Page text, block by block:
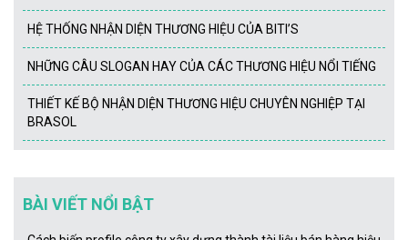
HỆ THỐNG NHẬN DIỆN THƯƠNG HIỆU CỦA BITI’S
NHỮNG CÂU SLOGAN HAY CỦA CÁC THƯƠNG HIỆU NỔI TIẾNG
THIẾT KẾ BỘ NHẬN DIỆN THƯƠNG HIỆU CHUYÊN NGHIỆP TẠI
BRASOL
BÀI VIẾT NỔI BẬT